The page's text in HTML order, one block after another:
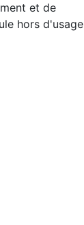
et de
hors d'usage